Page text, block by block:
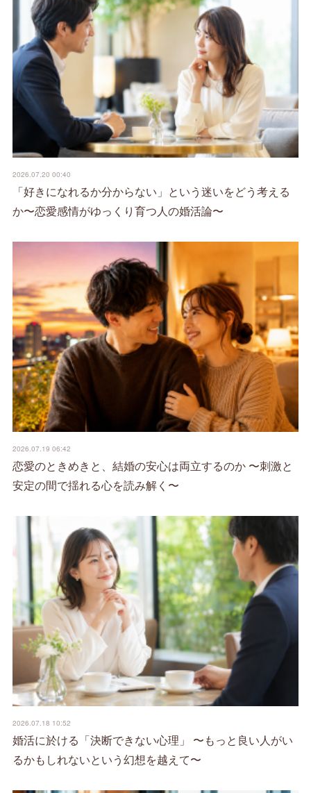
2026.07.20 00:40
「好きになれるか分からない」という迷いをどう考える
か〜恋愛感情がゆっくり育つ人の婚活論〜
2026.07.19 06:42
恋愛のときめきと、結婚の安心は両立するのか 〜刺激と
安定の間で揺れる心を読み解く〜
2026.07.18 10:52
婚活に於ける「決断できない心理」 〜もっと良い人がい
るかもしれないという幻想を越えて〜